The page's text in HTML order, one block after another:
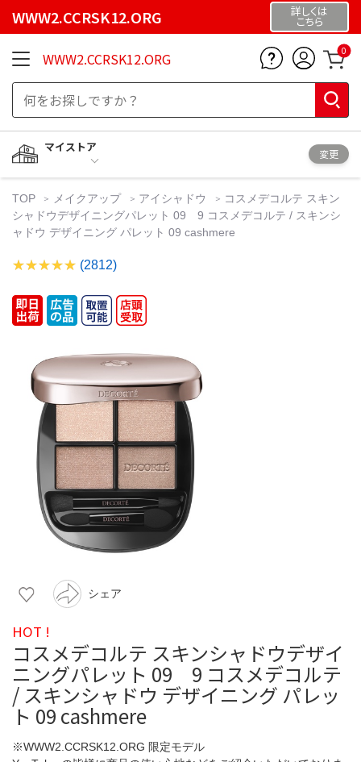
WWW2.CCRSK12.ORG 詳しくは
こちら
WWW2.CCRSK12.ORG 0
マイストア
変更
TOP メイクアップ アイシャドウ
コスメデコルテ スキン
シャドウデザイニングパレット 09 9 コスメデコルテ / スキンシ
ャドウ デザイニング パレット 09 cashmere
(2812)
シェア
HOT !
コスメデコルテ スキンシャドウデザイ
ニングパレット 09 9 コスメデコルテ
/ スキンシャドウ デザイニング パレッ
ト 09 cashmere
※WWW2.CCRSK12.ORG 限定モデル